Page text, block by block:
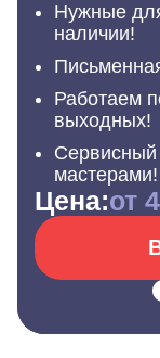
Нужные
наличии!
Работаем
выходных!
мастерами!
Цена:от